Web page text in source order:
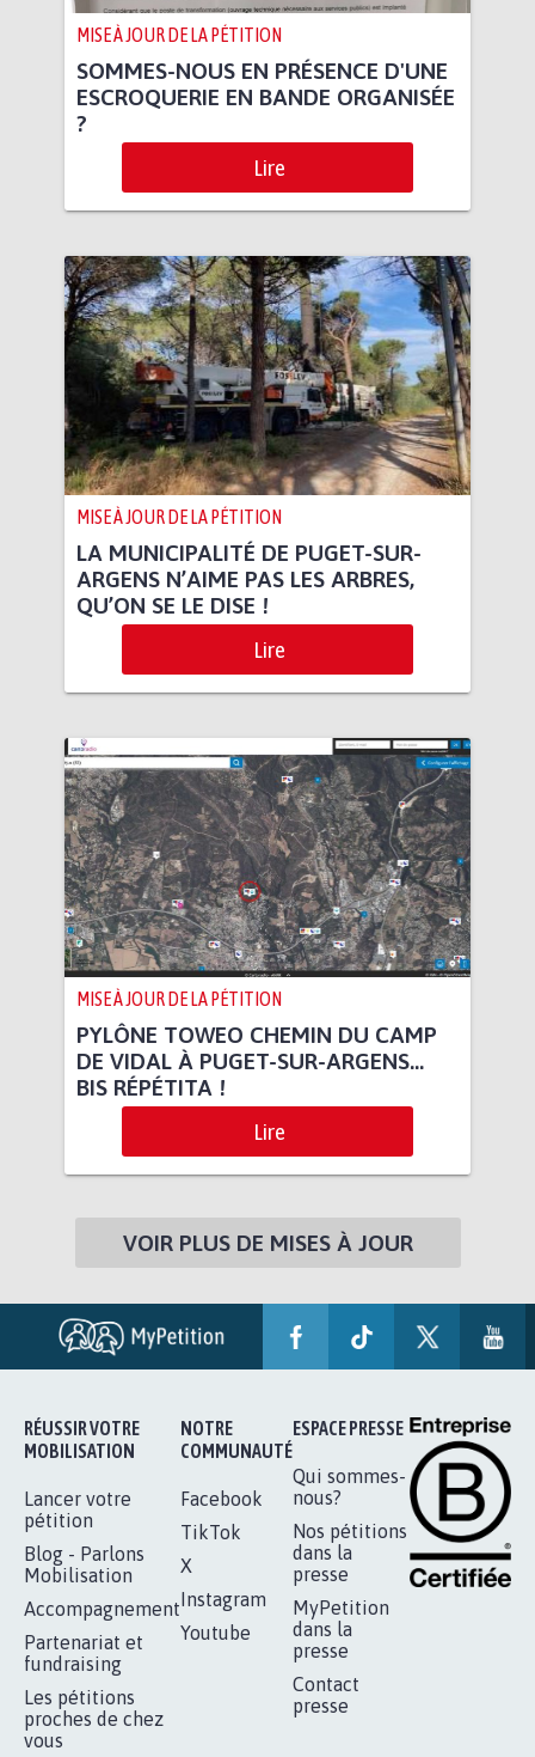
MISE À JOUR DE LA PÉTITION
SOMMES-NOUS EN PRÉSENCE D'UNE
ESCROQUERIE EN BANDE ORGANISÉE
?
Lire
MISE À JOUR DE LA PÉTITION
LA MUNICIPALITÉ DE PUGET-SUR-
ARGENS N’AIME PAS LES ARBRES,
QU’ON SE LE DISE !
Lire
MISE À JOUR DE LA PÉTITION
PYLÔNE TOWEO CHEMIN DU CAMP
DE VIDAL À PUGET-SUR-ARGENS...
BIS RÉPÉTITA !
Lire
VOIR PLUS DE MISES À JOUR
RÉUSSIR VOTRE
MOBILISATION
Lancer votre
pétition
Blog - Parlons
Mobilisation
Accompagnement
Partenariat et
fundraising
Les pétitions
proches de chez
vous
NOTRE
COMMUNAUTÉ
Facebook
TikTok
X
Instagram
Youtube
ESPACE PRESSE
Qui sommes-
nous?
Nos pétitions
dans la
presse
MyPetition
dans la
presse
Contact
presse